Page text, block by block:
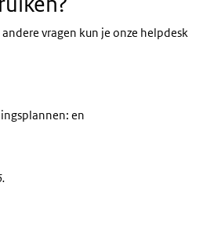
vragen kun je onze helpdesk
en